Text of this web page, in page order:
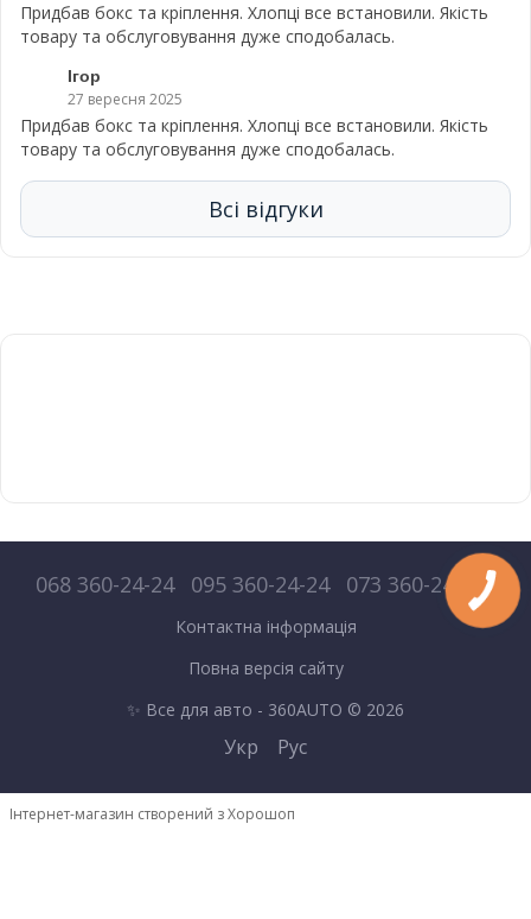
Придбав бокс та кріплення. Хлопці все встановили. Якість
товару та обслуговування дуже сподобалась.
Ігор
27 вересня 2025
Придбав бокс та кріплення. Хлопці все встановили. Якість
товару та обслуговування дуже сподобалась.
Всі відгуки
068 360-24-24 095 360-24-24 073 360-24-24
Контактна інформація
Повна версія сайту
✨ Все для авто - 360AUTO © 2026
Укр Рус
Інтернет-магазин створений з Хорошоп